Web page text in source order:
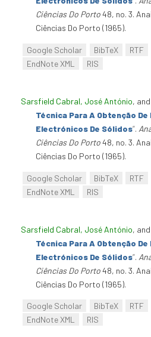
Ciências Do Porto48, no. 3.
Ciências Do Porto (1965).
Google Scholar BibTeX RTF
EndNote XML
RIS
Sarsfield Cabral, José António, and
Técnica Para A Obtenção
Electrónicos De Sólidos”.
Ciências Do Porto48, no. 3.
Ciências Do Porto (1965).
Google Scholar BibTeX RTF
EndNote XML
RIS
Sarsfield Cabral, José António, and
Técnica Para A Obtenção
Electrónicos De Sólidos”.
Ciências Do Porto48, no. 3.
Ciências Do Porto (1965).
Google Scholar BibTeX RTF
EndNote XML
RIS